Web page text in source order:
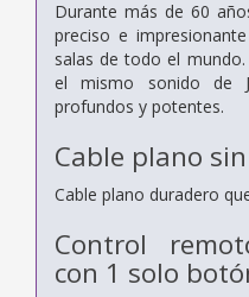
Durante más de 60
preciso e
salas de todo el
el mismo sonido de
profundos y potentes.
Cable plano
Cable plano duradero
Control
con 1 solo